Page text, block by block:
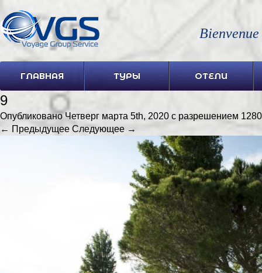
ГЛАВНАЯ ТУРЫ ОТЕЛИ
9
ОпубликованоЧетверг марта 5th, 2020 с разрешением
← Предыдущее Следующее →